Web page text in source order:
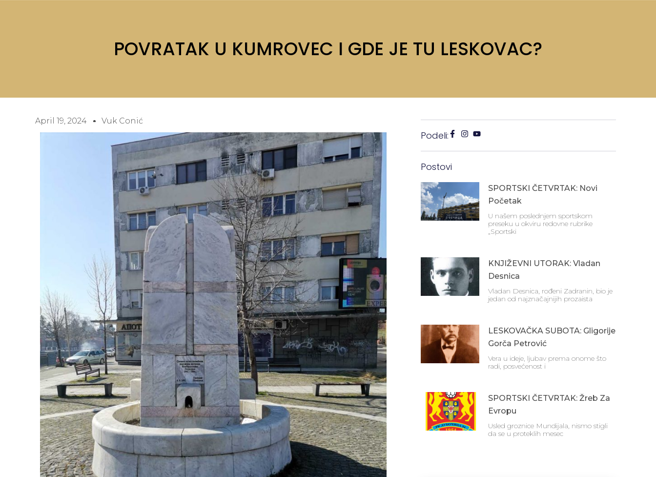
POVRATAK U KUMROVEC I GDE JE TU LESKOVAC?
April 19, 2024 Vuk Conić
Podeli:
Postovi
SPORTSKI ČETVRTAK: Novi
Početak
U našem poslednjem sportskom
preseku u okviru redovne rubrike
„Sportski
KNJIŽEVNI UTORAK: Vladan
Desnica
Vladan Desnica, rođeni Zadranin, bio je
jedan od najznačajnijih prozaista
LESKOVAČKA SUBOTA: Gligorije
Gorča Petrović
Vera u ideje, ljubav prema onome što
radi, posvećenost i
SPORTSKI ČETVRTAK: Žreb Za
Evropu
Usled groznice Mundijala, nismo stigli
da se u proteklih mesec